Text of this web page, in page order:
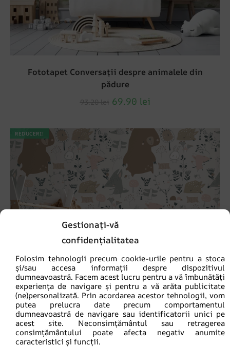
Gestionați-vă
confidențialitatea
Folosim tehnologii precum cookie-urile pentru a stoca
și/sau accesa informații despre dispozitivul
dumneavoastră. Facem acest lucru pentru a vă îmbunătăți
experiența de navigare și pentru a vă arăta publicitate
(ne)personalizată. Prin acordarea acestor tehnologii, vom
putea prelucra date precum comportamentul
dumneavoastră de navigare sau identificatorii unici pe
acest site. Neconsimțământul sau retragerea
consimțământului poate afecta negativ anumite
caracteristici și funcții.
Fototapet Conversații despre animalele din
pădure
69.90 lei
REDUCERI!